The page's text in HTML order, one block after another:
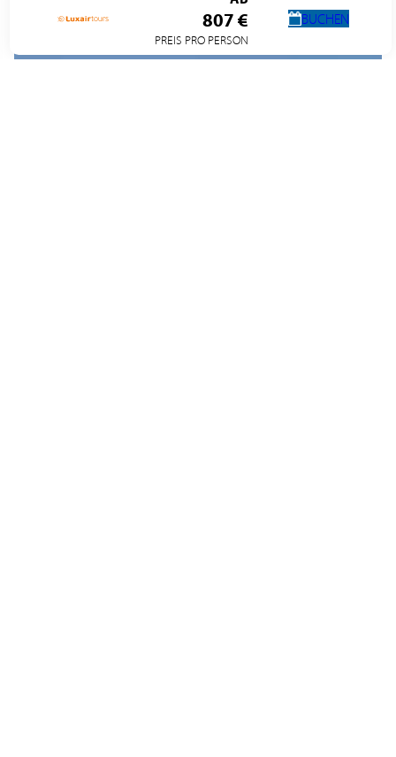
807 €
PREIS PRO PERSON
BUCHEN